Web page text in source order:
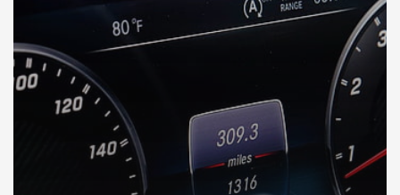
DÉCOUVREZ VOTRE INSPECTION AUTO en Hongrie